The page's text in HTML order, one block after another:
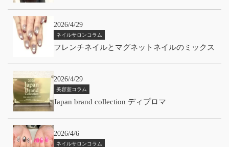
2026/4/29
ネイルサロンコラム
フレンチネイルとマグネットネイルのミックス
2026/4/29
美容室コラム
Japan brand collection ディプロマ
2026/4/6
ネイルサロンコラム